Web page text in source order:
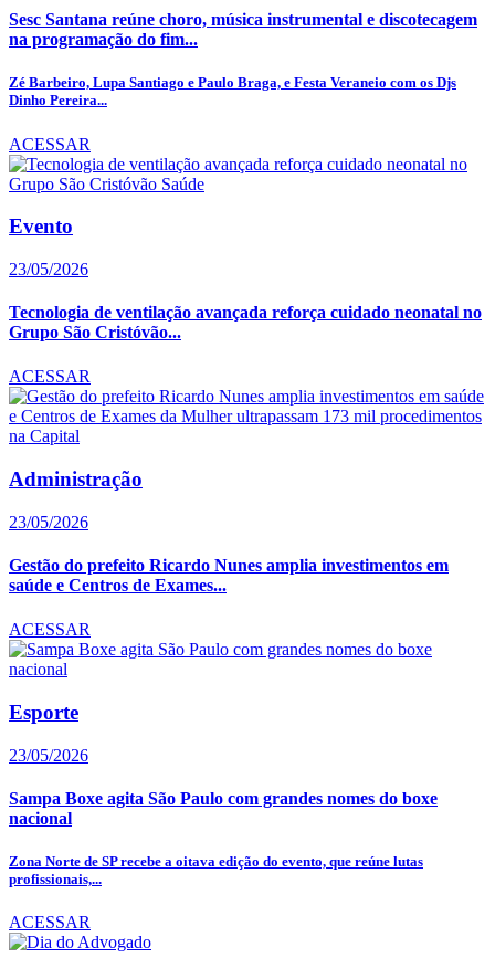
Sesc Santana reúne choro, música instrumental e discotecagem
na programação do fim...
Zé Barbeiro, Lupa Santiago e Paulo Braga, e Festa Veraneio com os Djs
Dinho Pereira...
ACESSAR
Evento
23/05/2026
Tecnologia de ventilação avançada reforça cuidado neonatal no
Grupo São Cristóvão...
ACESSAR
Administração
23/05/2026
Gestão do prefeito Ricardo Nunes amplia investimentos em
saúde e Centros de Exames...
ACESSAR
Esporte
23/05/2026
Sampa Boxe agita São Paulo com grandes nomes do boxe
nacional
Zona Norte de SP recebe a oitava edição do evento, que reúne lutas
profissionais,...
ACESSAR